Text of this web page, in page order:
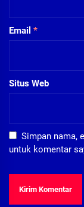
Email *
Situs Web
Simpan nama,
untuk komentar